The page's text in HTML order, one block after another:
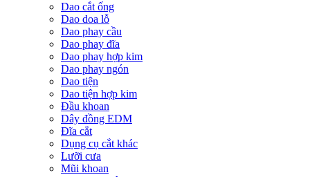
Dao cắt ống
Dao doa lỗ
Dao phay cầu
Dao phay đĩa
Dao phay hợp kim
Dao phay ngón
Dao tiện
Dao tiện hợp kim
Đầu khoan
Dây đồng EDM
Đĩa cắt
Dụng cụ cắt khác
Lưỡi cưa
Mũi khoan